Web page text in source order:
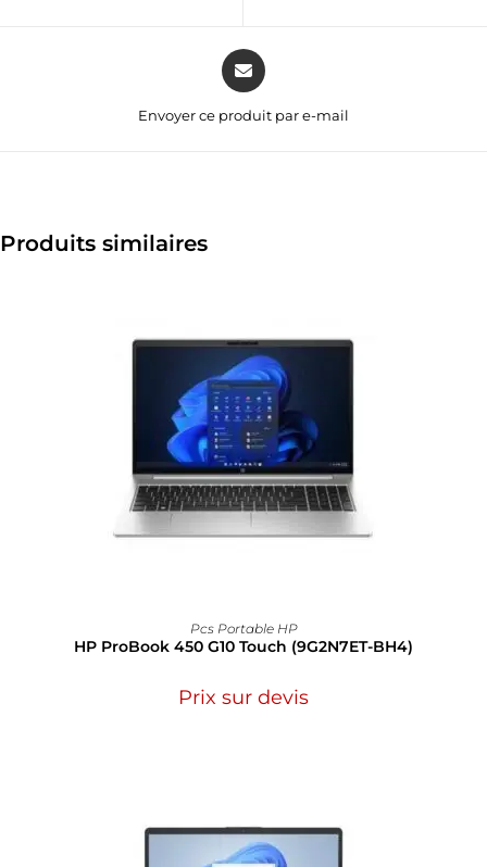
Envoyer ce produit par e-mail
Produits similaires
Pcs Portable HP
HP ProBook 450 G10 Touch (9G2N7ET-BH4)
Prix sur devis